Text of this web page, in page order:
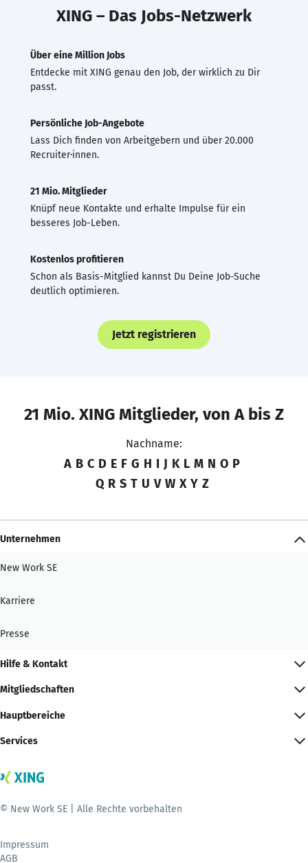
XING – Das Jobs-Netzwerk
Über eine Million Jobs
Entdecke mit XING genau den Job, der wirklich zu Dir
passt.
Persönliche Job-Angebote
Lass Dich finden von Arbeitgebern und über 20.000
Recruiter·innen.
21 Mio. Mitglieder
Knüpf neue Kontakte und erhalte Impulse für ein
besseres Job-Leben.
Kostenlos profitieren
Schon als Basis-Mitglied kannst Du Deine Job-Suche
deutlich optimieren.
Jetzt registrieren
21 Mio. XING Mitglieder, von A bis Z
Nachname:
A B C D E F G H I J K L M N O P
Q R S T U V W X Y Z
Unternehmen
New Work SE
Karriere
Presse
Hilfe & Kontakt
Mitgliedschaften
Hauptbereiche
Services
© New Work SE | Alle Rechte vorbehalten
Impressum
AGB